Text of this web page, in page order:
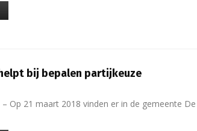
bij bepalen partijkeuze
– Op 21 maart 2018 vinden er in de gemeente De